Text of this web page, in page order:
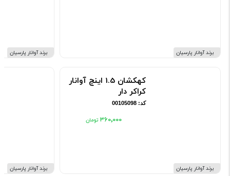
برند آوانار پارسیان
برند آوانار پارسیان
کهکشان 1.5 اینچ آوانار
کراکر دار
کد: 00105098
۳۶۰٬۰۰۰
برند آوانار پارسیان
برند آوانار پارسیان